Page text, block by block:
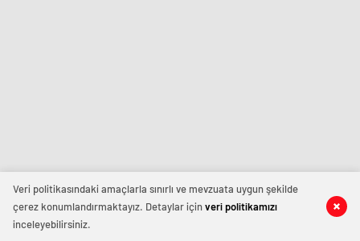
Veri politikasındaki amaçlarla sınırlı ve mevzuata uygun şekilde
çerez konumlandırmaktayız. Detaylar içinveri politikamızı
inceleyebilirsiniz.